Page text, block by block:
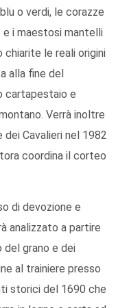
o verdi, le corazze
i maestosi mantelli
le reali origini
alla fine del
cartapestaio e
Verrà inoltre
dei Cavalieri nel 1982
coordina il corteo
di devozione e
analizzato a partire
grano e dei
al trainiere presso
storici del 1690 che